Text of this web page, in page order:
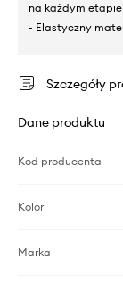
na każdym
- Elastyczny
Szczegóły
Dane produktu
Kod producenta
Kolor
Marka